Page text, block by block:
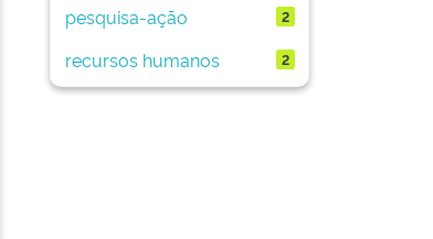
pesquisa-ação 2
recursos humanos 2